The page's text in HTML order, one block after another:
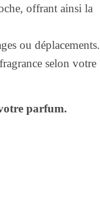
offrant ainsi la
ou déplacements.
selon votre
parfum.